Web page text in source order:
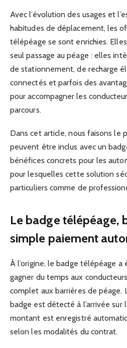
Avec l’évolution des usages et
habitudes de déplacement, les
télépéage se sont enrichies.
seul passage au péage : elles
de stationnement, de recharge
connectés et parfois des
pour accompagner les
parcours.
Dans cet article, nous faisons le
peuvent être inclus avec un
bénéfices concrets pour les
pour lesquelles cette solution
particuliers comme de
Le badge télépéage,
simple paiement
À l’origine, le badge télépéage a
gagner du temps aux
complet aux barrières de péage.
badge est détecté à l’arrivée sur
montant est enregistré
selon les modalités du contrat.